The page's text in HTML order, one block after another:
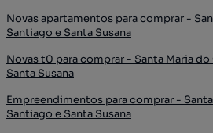
Novas apartamentos para comprar -
Santiago e Santa Susana
Novas t0 para comprar - Santa Maria
Santa Susana
Empreendimentos para comprar -
Santiago e Santa Susana